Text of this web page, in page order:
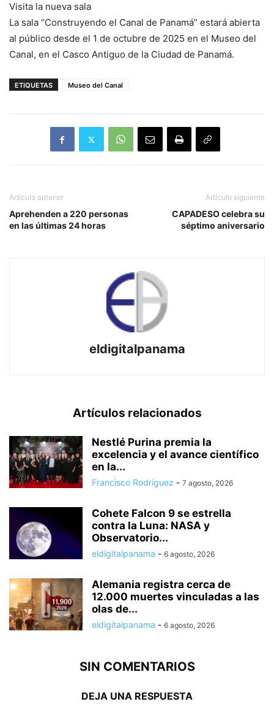
Visita la nueva sala
La sala “Construyendo el Canal de Panamá” estará abierta
al público desde el 1 de octubre de 2025 en el Museo del
Canal, en el Casco Antiguo de la Ciudad de Panamá.
ETIQUETAS Museo del Canal
Artículo anterior
Aprehenden a 220 personas
en las últimas 24 horas
Artículo siguiente
CAPADESO celebra su
séptimo aniversario
eldigitalpanama
Artículos relacionados
Nestlé Purina premia la
excelencia y el avance científico
en la...
Francisco Rodriguez - 7 agosto, 2026
Cohete Falcon 9 se estrella
contra la Luna: NASA y
Observatorio...
eldigitalpanama - 6 agosto, 2026
Alemania registra cerca de
12.000 muertes vinculadas a las
olas de...
eldigitalpanama - 6 agosto, 2026
SIN COMENTARIOS
DEJA UNA RESPUESTA